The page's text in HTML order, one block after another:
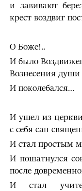
и завивают
крест воздвиг
О Боже!..
И было
Вознесения
И поколебался…
И ушел из
с себя сан
И стал простым
И пошатнулся
после
И стал